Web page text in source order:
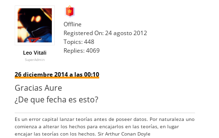
Leo Vitali
SuperAdmin
Offline
Registered On:24 agosto 2012
Topics:448
Replies:4069
26 diciembre 2014 a las 00:10
Gracias Aure
¿De que fecha es esto?
Es un error capital lanzar teorías antes de poseer datos. Por naturaleza uno
comienza a alterar los hechos para encajarlos en las teorías, en lugar
encajar las teorías con los hechos. Sir Arthur Conan Doyle